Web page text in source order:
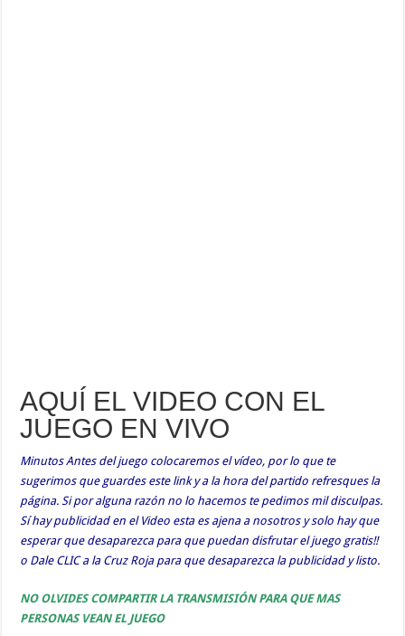
AQUÍ EL VIDEO CON EL
JUEGO EN VIVO
Minutos Antes del juego colocaremos el vídeo, por lo que te
sugerimos que guardes este link y a la hora del partido refresques la
página. Si por alguna razón no lo hacemos te pedimos mil disculpas.
Sí hay publicidad en el Video esta es ajena a nosotros y solo hay que
esperar que desaparezca para que puedan disfrutar el juego gratis!!
o Dale CLIC a la Cruz Roja para que desaparezca la publicidad y listo.
NO OLVIDES COMPARTIR LA TRANSMISIÓN PARA QUE MAS
PERSONAS VEAN EL JUEGO